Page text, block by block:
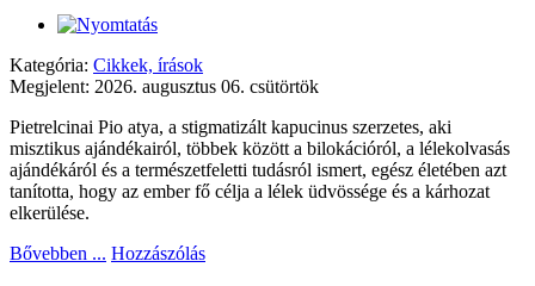
Kategória: Cikkek, írások
Megjelent: 2026. augusztus 06. csütörtök
Pietrelcinai Pio atya, a stigmatizált kapucinus szerzetes, aki
misztikus ajándékairól, többek között a bilokációról, a lélekolvasás
ajándékáról és a természetfeletti tudásról ismert, egész életében azt
tanította, hogy az ember fő célja a lélek üdvössége és a kárhozat
elkerülése.
Bővebben ... Hozzászólás